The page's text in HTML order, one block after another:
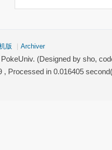
版 Archiver
(Designed by sho,
, Processed in 0.016405